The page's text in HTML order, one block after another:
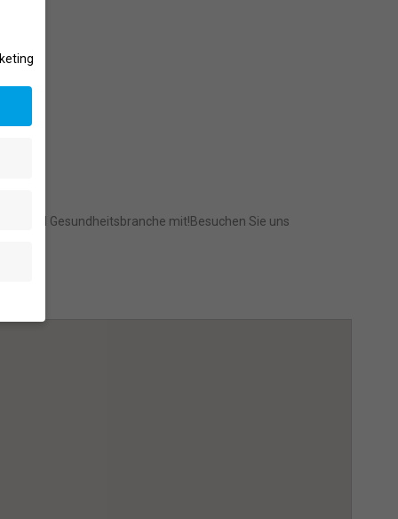
und Gesundheitsbranche mit!Besuchen Sie uns